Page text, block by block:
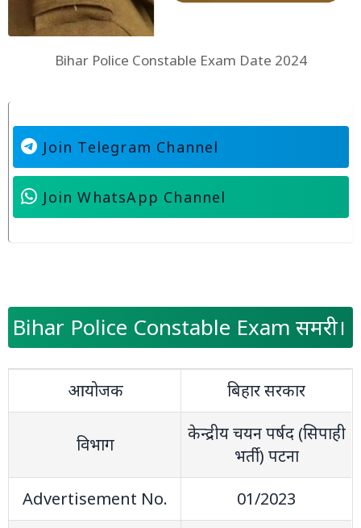
Bihar Police Constable Exam Date 2024
Join Telegram Channel
Join WhatsApp Channel
Bihar Police Constable Exam समरी।
आयोजक बिहार सरकार
विभाग
केन्‍द्रीय चयन पर्षद (सिपाही
भर्ती) पटना
Advertisement No.
01/2023